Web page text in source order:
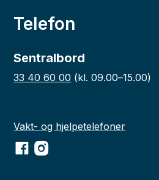
Telefon
Sentralbord
33 40 60 00 (kl. 09.00–15.00)
Vakt- og hjelpetelefoner
Facebook
Instagram